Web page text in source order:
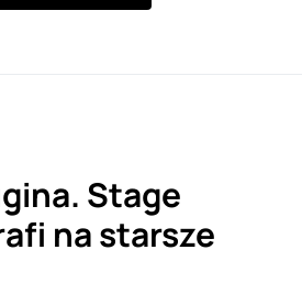
Stage
na starsze